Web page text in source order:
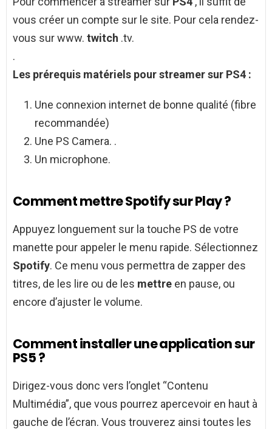
vous créer un compte sur le site. Pour cela rendez-
vous sur www. twitch .tv.
.
Les prérequis matériels pour streamer sur PS4 :
Une connexion internet de bonne qualité (fibre
recommandée)
Une PS Camera. .
Un microphone.
Comment mettre Spotify sur Play ?
Appuyez longuement sur la touche PS de votre
manette pour appeler le menu rapide. Sélectionnez
Spotify. Ce menu vous permettra de zapper des
titres, de les lire ou de les mettre en pause, ou
encore d’ajuster le volume.
Comment installer une application sur
PS5 ?
Dirigez-vous donc vers l’onglet “Contenu
Multimédia”, que vous pourrez apercevoir en haut à
gauche de l’écran. Vous trouverez ainsi toutes les